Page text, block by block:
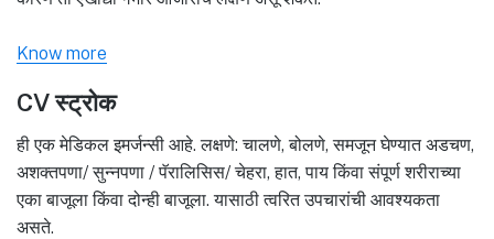
Know more
CV स्ट्रोक
ही एक मेडिकल इमर्जन्सी आहे. लक्षणे: चालणे, बोलणे, समजून घेण्यात अडचण,
अशक्तपणा/ सुन्नपणा / पॅरालिसिस/ चेहरा, हात, पाय किंवा संपूर्ण शरीराच्या
एका बाजूला किंवा दोन्ही बाजूला. यासाठी त्वरित उपचारांची आवश्यकता
असते.